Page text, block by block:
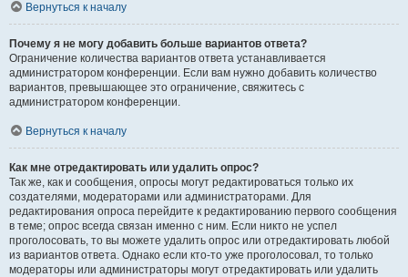
Вернуться к началу
Почему я не могу добавить больше вариантов ответа?
Ограничение количества вариантов ответа устанавливается
администратором конференции. Если вам нужно добавить количество
вариантов, превышающее это ограничение, свяжитесь с
администратором конференции.
Вернуться к началу
Как мне отредактировать или удалить опрос?
Так же, как и сообщения, опросы могут редактироваться только их
создателями, модераторами или администраторами. Для
редактирования опроса перейдите к редактированию первого сообщения
в теме; опрос всегда связан именно с ним. Если никто не успел
проголосовать, то вы можете удалить опрос или отредактировать любой
из вариантов ответа. Однако если кто-то уже проголосовал, то только
модераторы или администраторы могут отредактировать или удалить